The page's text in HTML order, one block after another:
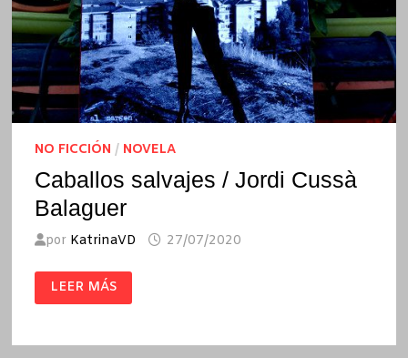
NO FICCIÓN / NOVELA
Caballos salvajes / Jordi Cussà
Balaguer
por KatrinaVD 27/07/2020
CABALLOS
SALVAJES
/
BALAGUER
LEER MÁS